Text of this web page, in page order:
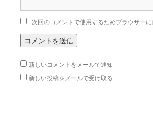
次回のコメントで使用するためブラウザー
新しいコメントをメールで通知
新しい投稿をメールで受け取る